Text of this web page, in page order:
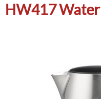
HW417